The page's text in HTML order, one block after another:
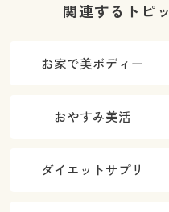
関連するトピ
お家で美ボディー
おやすみ美活
ダイエットサプリ